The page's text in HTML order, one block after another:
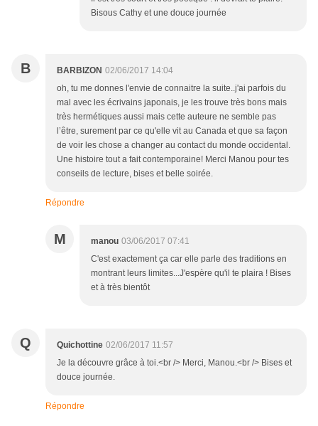
Bisous Cathy et une douce journée
B BARBIZON 02/06/2017 14:04
oh, tu me donnes l'envie de connaitre la suite..j'ai parfois du
mal avec les écrivains japonais, je les trouve très bons mais
très hermétiques aussi mais cette auteure ne semble pas
l’être, surement par ce qu'elle vit au Canada et que sa façon
de voir les chose a changer au contact du monde occidental.
Une histoire tout a fait contemporaine! Merci Manou pour tes
conseils de lecture, bises et belle soirée.
Répondre
M manou 03/06/2017 07:41
C'est exactement ça car elle parle des traditions en
montrant leurs limites...J'espère qu'il te plaira ! Bises
et à très bientôt
Q Quichottine 02/06/2017 11:57
Je la découvre grâce à toi.<br /> Merci, Manou.<br /> Bises et
douce journée.
Répondre